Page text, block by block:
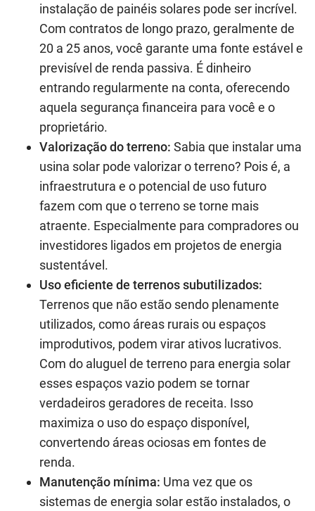
instalação de painéis solares pode ser incrível.
Com contratos de longo prazo, geralmente de
20 a 25 anos, você garante uma fonte estável e
previsível de renda passiva. É dinheiro
entrando regularmente na conta, oferecendo
aquela segurança financeira para você e o
proprietário.
Valorização do terreno: Sabia que instalar uma
usina solar pode valorizar o terreno? Pois é, a
infraestrutura e o potencial de uso futuro
fazem com que o terreno se torne mais
atraente. Especialmente para compradores ou
investidores ligados em projetos de energia
sustentável.
Uso eficiente de terrenos subutilizados:
Terrenos que não estão sendo plenamente
utilizados, como áreas rurais ou espaços
improdutivos, podem virar ativos lucrativos.
Com do aluguel de terreno para energia solar
esses espaços vazio podem se tornar
verdadeiros geradores de receita. Isso
maximiza o uso do espaço disponível,
convertendo áreas ociosas em fontes de
renda.
Manutenção mínima: Uma vez que os
sistemas de energia solar estão instalados, o